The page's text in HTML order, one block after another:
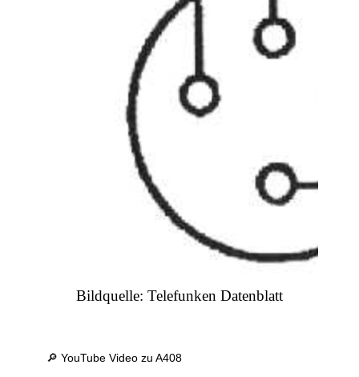
Bildquelle: Telefunken Datenblatt
🔎 YouTube Video zu A408